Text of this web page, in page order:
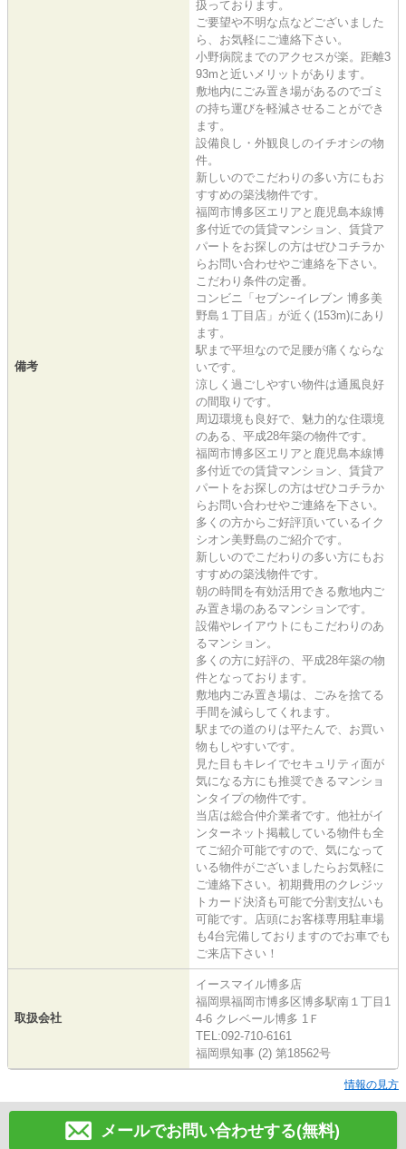
備考
扱っております。
ご要望や不明な点などございました
ら、お気軽にご連絡下さい。
小野病院までのアクセスが楽。距離3
93mと近いメリットがあります。
敷地内にごみ置き場があるのでゴミ
の持ち運びを軽減させることができ
ます。
設備良し・外観良しのイチオシの物
件。
新しいのでこだわりの多い方にもお
すすめの築浅物件です。
福岡市博多区エリアと鹿児島本線博
多付近での賃貸マンション、賃貸ア
パートをお探しの方はぜひコチラか
らお問い合わせやご連絡を下さい。
こだわり条件の定番。
コンビニ「セブンｰイレブン 博多美
野島１丁目店」が近く(153m)にあり
ます。
駅まで平坦なので足腰が痛くならな
いです。
涼しく過ごしやすい物件は通風良好
の間取りです。
周辺環境も良好で、魅力的な住環境
のある、平成28年築の物件です。
福岡市博多区エリアと鹿児島本線博
多付近での賃貸マンション、賃貸ア
パートをお探しの方はぜひコチラか
らお問い合わせやご連絡を下さい。
多くの方からご好評頂いているイク
シオン美野島のご紹介です。
新しいのでこだわりの多い方にもお
すすめの築浅物件です。
朝の時間を有効活用できる敷地内ご
み置き場のあるマンションです。
設備やレイアウトにもこだわりのあ
るマンション。
多くの方に好評の、平成28年築の物
件となっております。
敷地内ごみ置き場は、ごみを捨てる
手間を減らしてくれます。
駅までの道のりは平たんで、お買い
物もしやすいです。
見た目もキレイでセキュリティ面が
気になる方にも推奨できるマンショ
ンタイプの物件です。
当店は総合仲介業者です。他社がイ
ンターネット掲載している物件も全
てご紹介可能ですので、気になって
いる物件がございましたらお気軽に
ご連絡下さい。初期費用のクレジッ
トカード決済も可能で分割支払いも
可能です。店頭にお客様専用駐車場
も4台完備しておりますのでお車でも
ご来店下さい！
取扱会社
イースマイル博多店
福岡県福岡市博多区博多駅南１丁目1
4-6 クレベール博多 1Ｆ
TEL:092-710-6161
福岡県知事 (2) 第18562号
情報の見方
メールでお問い合わせする(無料)